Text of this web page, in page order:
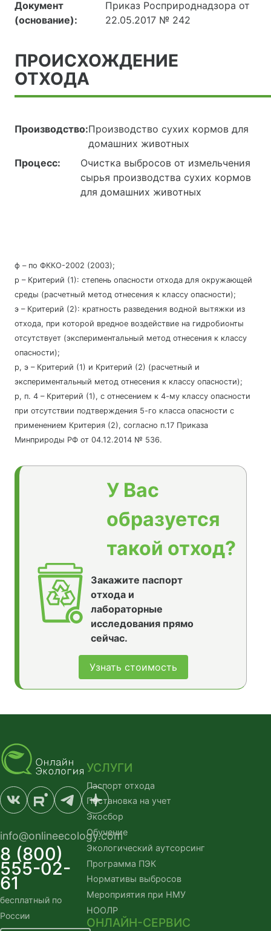
Документ
(основание):
Приказ Росприроднадзора от
22.05.2017 № 242
ПРОИСХОЖДЕНИЕ
ОТХОДА
Производство:Производство сухих кормов для
домашних животных
Процесс:
Очистка выбросов от измельчения
сырья производства сухих кормов
для домашних животных
ф – по ФККО-2002 (2003);
р – Критерий (1): степень опасности отхода для окружающей
среды (расчетный метод отнесения к классу опасности);
э – Критерий (2): кратность разведения водной вытяжки из
отхода, при которой вредное воздействие на гидробионты
отсутствует (экспериментальный метод отнесения к классу
опасности);
р, э – Критерий (1) и Критерий (2) (расчетный и
экспериментальный метод отнесения к классу опасности);
р, п. 4 – Критерий (1), с отнесением к 4-му классу опасности
при отсутствии подтверждения 5-го класса опасности с
применением Критерия (2), согласно п.17 Приказа
Минприроды РФ от 04.12.2014 № 536.
У Вас
образуется
такой отход?
Закажите паспорт
отхода и
лабораторные
исследования прямо
сейчас.
Узнать стоимость
info@onlineecology.com
8 (800)
555-02-
61
бесплатный по
России
УСЛУГИ
Паспорт отхода
Постановка на учет
Экосбор
Обучение
Экологический аутсорсинг
Программа ПЭК
Нормативы выбросов
Мероприятия при НМУ
НООЛР
ОНЛАЙН-СЕРВИС